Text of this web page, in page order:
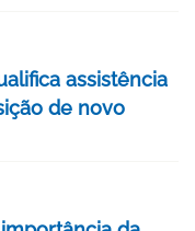
assistência
de novo